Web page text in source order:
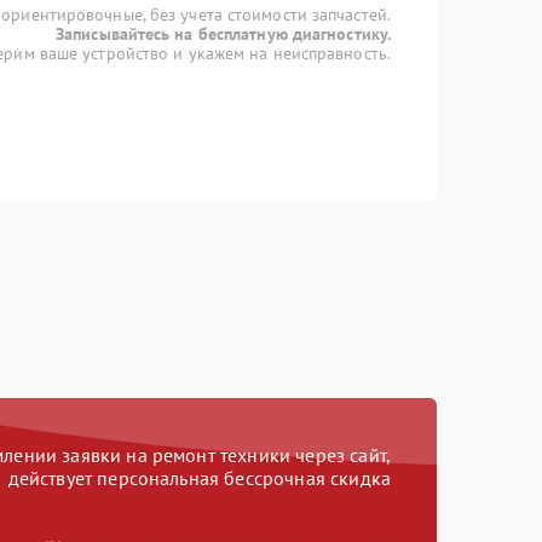
без учета стоимости запчастей.
Записывайтесь на бесплатную диагностику.
ваше устройство и укажем на неисправность.
заявки на ремонт техники через сайт,
действует персональная бессрочная скидка